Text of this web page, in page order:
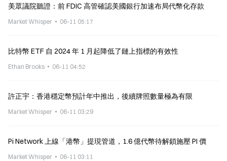
美眾議院聽證：前 FDIC 高管確認美國銀行加速布局代幣化存款
Market Whisper 06-11 05:17
比特幣 ETF 自 2024 年 1 月起降低了鏈上指標的有效性
Ethan Brooks 06-11 04:52
許正宇：香港穩定幣預計年中推出，後續牌照數量極為有限
Market Whisper 06-11 03:29
Pi Network 上線「港幣」提現管道，1.6 億代幣待解鎖施壓 PI 價
Market Whisper 06-11 03:11